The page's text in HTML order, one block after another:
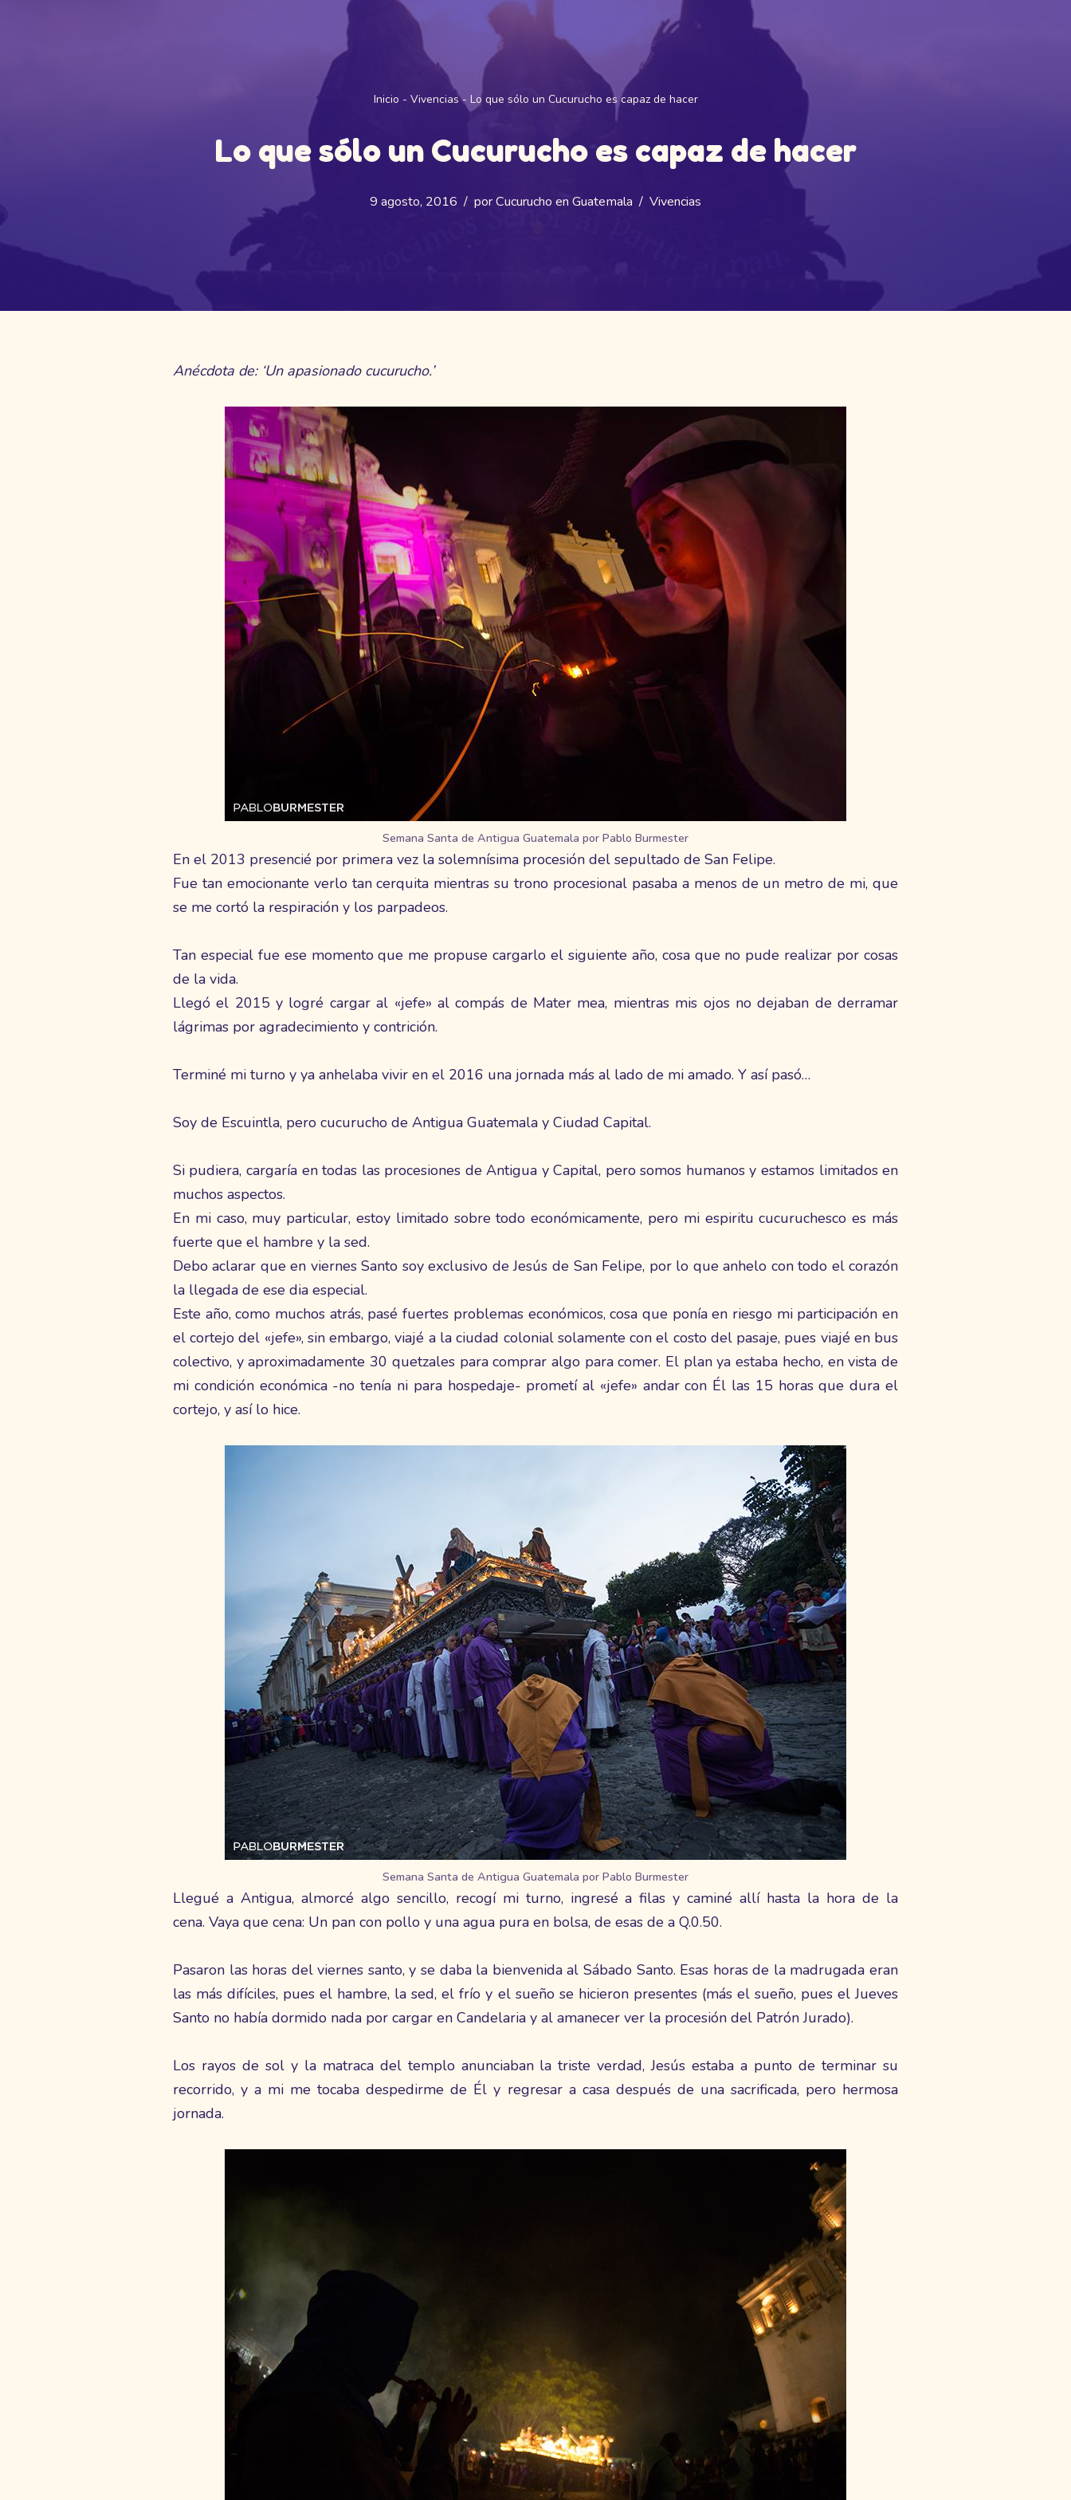
Inicio - Vivencias- Lo que sólo un Cucurucho es capaz de hacer
Lo que sólo un Cucurucho es capaz de hacer
9 agosto, 2016 porCucurucho en Guatemala Vivencias
Anécdota de: ‘Un apasionado cucurucho.’
Semana Santa de Antigua Guatemala por Pablo Burmester
En el 2013 presencié por primera vez la solemnísima procesión del sepultado de San Felipe.
Fue tan emocionante verlo tan cerquita mientras su trono procesional pasaba a menos de un metro de mi, que
se me cortó la respiración y los parpadeos.
Tan especial fue ese momento que me propuse cargarlo el siguiente año, cosa que no pude realizar por cosas
de la vida.
Llegó el 2015 y logré cargar al «jefe» al compás de Mater mea, mientras mis ojos no dejaban de derramar
lágrimas por agradecimiento y contrición.
Terminé mi turno y ya anhelaba vivir en el 2016 una jornada más al lado de mi amado. Y así pasó…
Soy de Escuintla, pero cucurucho de Antigua Guatemala y Ciudad Capital.
Si pudiera, cargaría en todas las procesiones de Antigua y Capital, pero somos humanos y estamos limitados en
muchos aspectos.
En mi caso, muy particular, estoy limitado sobre todo económicamente, pero mi espiritu cucuruchesco es más
fuerte que el hambre y la sed.
Debo aclarar que en viernes Santo soy exclusivo de Jesús de San Felipe, por lo que anhelo con todo el corazón
la llegada de ese dia especial.
Este año, como muchos atrás, pasé fuertes problemas económicos, cosa que ponía en riesgo mi participación en
el cortejo del «jefe», sin embargo, viajé a la ciudad colonial solamente con el costo del pasaje, pues viajé en bus
colectivo, y aproximadamente 30 quetzales para comprar algo para comer. El plan ya estaba hecho, en vista de
mi condición económica -no tenía ni para hospedaje- prometí al «jefe» andar con Él las 15 horas que dura el
cortejo, y así lo hice.
Semana Santa de Antigua Guatemala por Pablo Burmester
Llegué a Antigua, almorcé algo sencillo, recogí mi turno, ingresé a filas y caminé allí hasta la hora de la
cena. Vaya que cena: Un pan con pollo y una agua pura en bolsa, de esas de a Q.0.50.
Pasaron las horas del viernes santo, y se daba la bienvenida al Sábado Santo. Esas horas de la madrugada eran
las más difíciles, pues el hambre, la sed, el frío y el sueño se hicieron presentes (más el sueño, pues el Jueves
Santo no había dormido nada por cargar en Candelaria y al amanecer ver la procesión del Patrón Jurado).
Los rayos de sol y la matraca del templo anunciaban la triste verdad, Jesús estaba a punto de terminar su
recorrido, y a mi me tocaba despedirme de Él y regresar a casa después de una sacrificada, pero hermosa
jornada.